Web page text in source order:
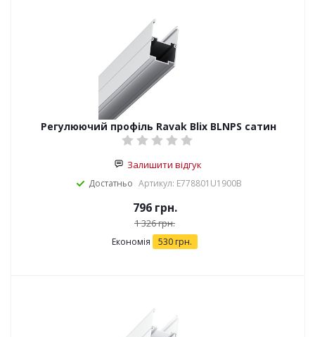
Регулюючий профіль Ravak Blix BLNPS сатин
Залишити відгук
Достатньо Артикул: E778801U1900B
796грн.
1 326грн.
Економія 530 грн.